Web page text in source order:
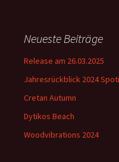
Neueste Beiträge
Release am 26.03.2025
Jahresrückblick 2024
Cretan Autumn
Dytikos Beach
Woodvibrations 2024